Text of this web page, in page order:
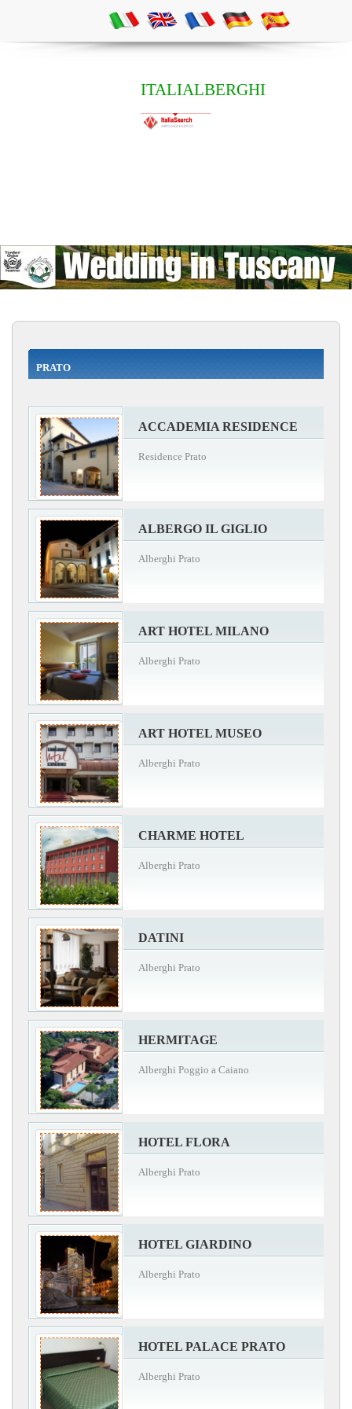
ITALIALBERGHI
PRATO
ACCADEMIA RESIDENCE
Residence Prato
ALBERGO IL GIGLIO
Alberghi Prato
ART HOTEL MILANO
Alberghi Prato
ART HOTEL MUSEO
Alberghi Prato
CHARME HOTEL
Alberghi Prato
DATINI
Alberghi Prato
HERMITAGE
Alberghi Poggio a Caiano
HOTEL FLORA
Alberghi Prato
HOTEL GIARDINO
Alberghi Prato
HOTEL PALACE PRATO
Alberghi Prato